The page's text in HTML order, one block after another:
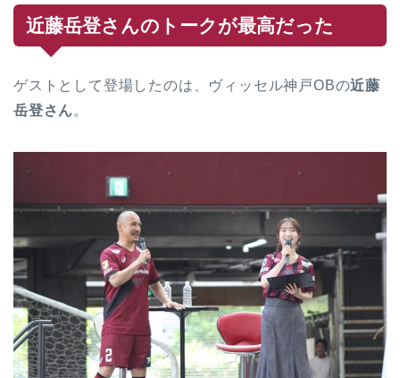
近藤岳登さんのトークが最高だった
ゲストとして登場したのは、ヴィッセル神戸OBの近藤
岳登さん。